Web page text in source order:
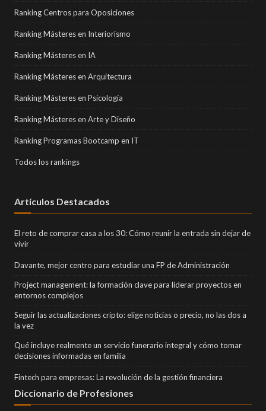
Ranking Centros para Oposiciones
Ranking Másteres en Interiorismo
Ranking Másteres en IA
Ranking Másteres en Arquitectura
Ranking Másteres en Psicología
Ranking Másteres en Arte y Diseño
Ranking Programas Bootcamp en IT
Todos los rankings
Artículos Destacados
El reto de comprar casa a los 30: Cómo reunir la entrada sin dejar de
vivir
Davante, mejor centro para estudiar una FP de Administración
Project management: la formación clave para liderar proyectos en
entornos complejos
Seguir las actualizaciones cripto: elige noticias o precio, no las dos a
la vez
Qué incluye realmente un servicio funerario integral y cómo tomar
decisiones informadas en familia
Fintech para empresas: La revolución de la gestión financiera
Diccionario de Profesiones